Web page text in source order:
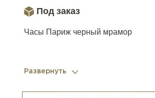
Под заказ
Часы Париж черный мрамор
Развернуть